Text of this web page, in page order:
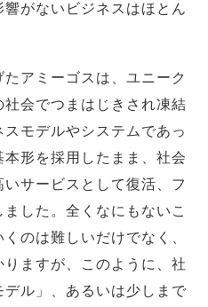
がないビジネスはほとん
アミーゴスは、ユニーク
会でつまはじきされ凍結
モデルやシステムであっ
形を採用したまま、社会
サービスとして復活、フ
した。全くなにもないこ
のは難しいだけでなく、
ますが、このように、社
ル」、あるいは少しまで